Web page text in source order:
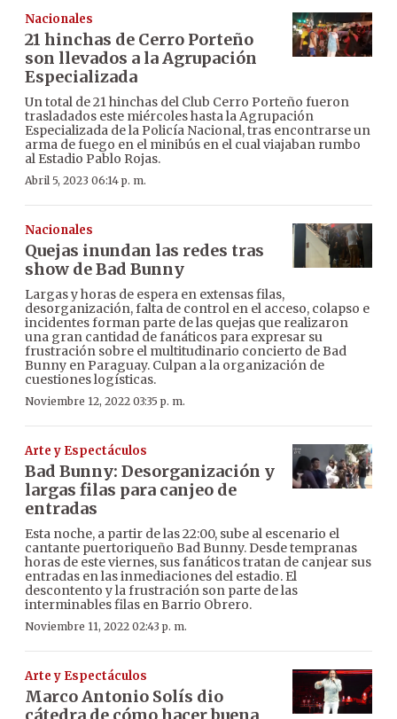
Nacionales
21 hinchas de Cerro Porteño
son llevados a la Agrupación
Especializada
Un total de 21 hinchas del Club Cerro Porteño fueron
trasladados este miércoles hasta la Agrupación
Especializada de la Policía Nacional, tras encontrarse un
arma de fuego en el minibús en el cual viajaban rumbo
al Estadio Pablo Rojas.
Abril 5, 2023 06:14 p. m.
Nacionales
Quejas inundan las redes tras
show de Bad Bunny
Largas y horas de espera en extensas filas,
desorganización, falta de control en el acceso, colapso e
incidentes forman parte de las quejas que realizaron
una gran cantidad de fanáticos para expresar su
frustración sobre el multitudinario concierto de Bad
Bunny en Paraguay. Culpan a la organización de
cuestiones logísticas.
Noviembre 12, 2022 03:35 p. m.
Arte y Espectáculos
Bad Bunny: Desorganización y
largas filas para canjeo de
entradas
Esta noche, a partir de las 22:00, sube al escenario el
cantante puertoriqueño Bad Bunny. Desde tempranas
horas de este viernes, sus fanáticos tratan de canjear sus
entradas en las inmediaciones del estadio. El
descontento y la frustración son parte de las
interminables filas en Barrio Obrero.
Noviembre 11, 2022 02:43 p. m.
Arte y Espectáculos
Marco Antonio Solís dio
cátedra de cómo hacer buena